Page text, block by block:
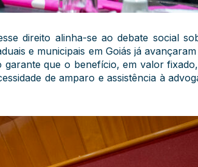
direito alinha-se ao debate social
e municipais em Goiás já
que o benefício, em valor
de amparo e assistência à